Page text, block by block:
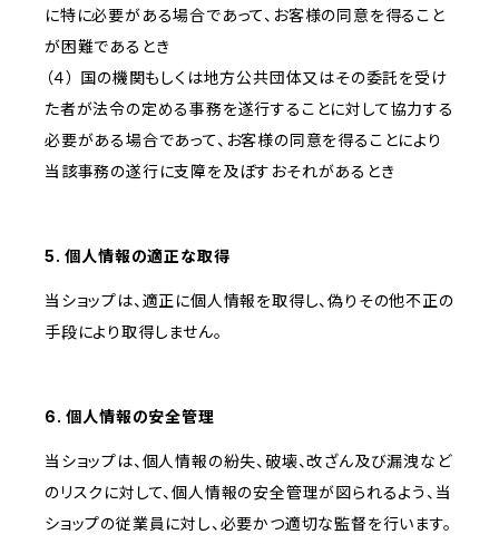
に特に必要がある場合であって、お客様の同意を得ること
が困難であるとき
（４） 国の機関もしくは地方公共団体又はその委託を受け
た者が法令の定める事務を遂行することに対して協力する
必要がある場合であって、お客様の同意を得ることにより
当該事務の遂行に支障を及ぼすおそれがあるとき
5. 個人情報の適正な取得
当ショップは、適正に個人情報を取得し、偽りその他不正の
手段により取得しません。
6. 個人情報の安全管理
当ショップは、個人情報の紛失、破壊、改ざん及び漏洩など
のリスクに対して、個人情報の安全管理が図られるよう、当
ショップの従業員に対し、必要かつ適切な監督を行います。